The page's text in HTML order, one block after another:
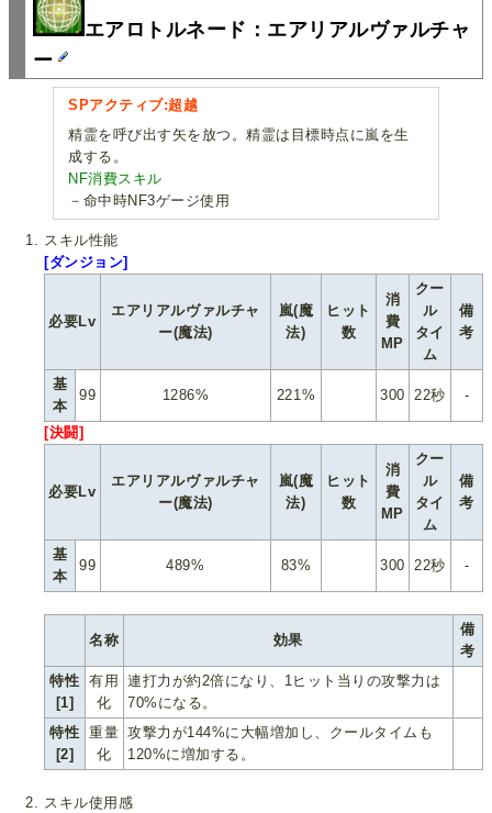
エアロトルネード：エアリアルヴァルチャ
ー
SPアクティブ:超越
精霊を呼び出す矢を放つ。精霊は目標時点に嵐を生
成する。
NF消費スキル
－命中時NF3ゲージ使用
スキル性能
[ダンジョン]
必要Lv
エアリアルヴァルチャ
ー(魔法)
嵐(魔
法)
ヒット
数
消
費
MP
クー
ル
タイ
ム
備
考
基
本
99 1286% 221% 300 22秒 -
[決闘]
必要Lv
エアリアルヴァルチャ
ー(魔法)
嵐(魔
法)
ヒット
数
消
費
MP
クー
ル
タイ
ム
備
考
基
本
99 489% 83% 300 22秒 -
名称 効果
備
考
特性
[1]
有用
化
連打力が約2倍になり、1ヒット当りの攻撃力は
70%になる。
特性
[2]
重量
化
攻撃力が144%に大幅増加し、クールタイムも
120%に増加する。
スキル使用感